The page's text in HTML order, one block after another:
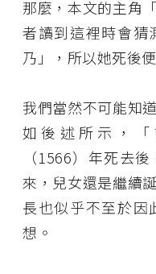
那麼，本文的主角
者讀到這裡時會猜
乃」，所以她死後
我們當然不可能知
如後述所示，
（1566）年死去
來，兒女還是繼續
長也似乎不至於因
想。